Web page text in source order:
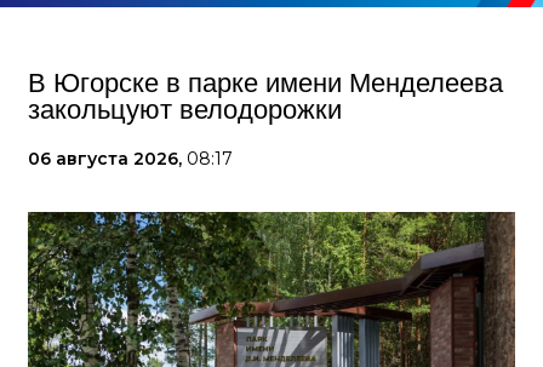
В Югорске в парке имени Менделеева
закольцуют велодорожки
06 августа 2026, 08:17